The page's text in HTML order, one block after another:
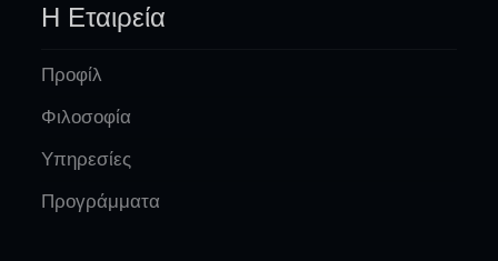
Η Εταιρεία
Προφίλ
Φιλοσοφία
Υπηρεσίες
Προγράμματα